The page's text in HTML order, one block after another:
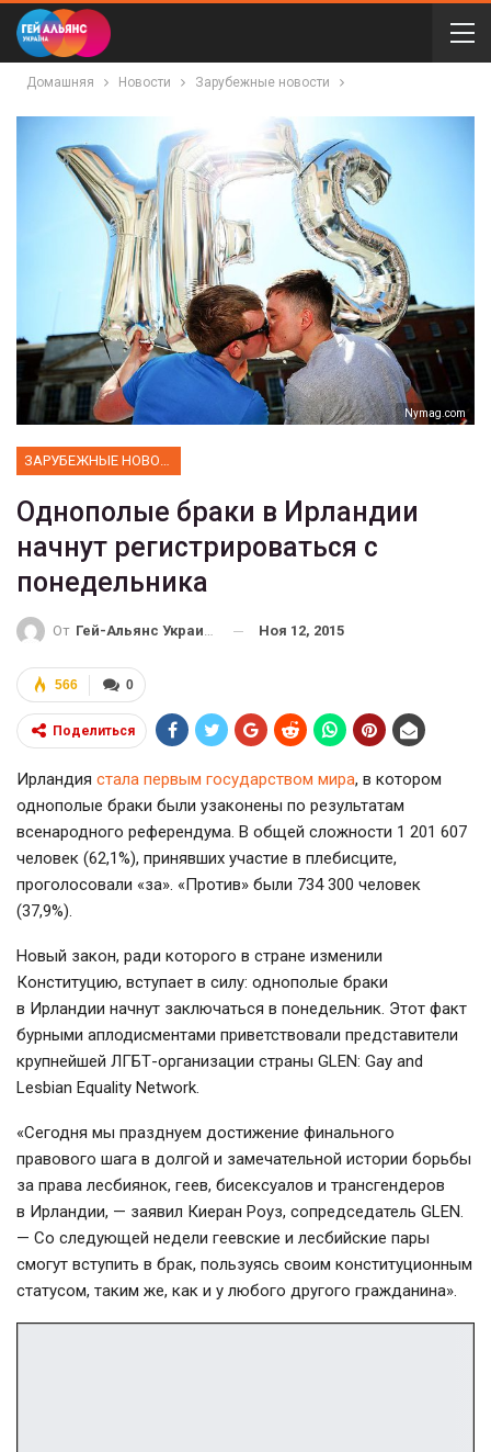
Домашняя Новости Зарубежные новости
Nymag.com
Однополые браки в Ирландии
начнут регистрироваться с
понедельника
От Гей-Альянс Украина Ноя 12, 2015
0
566
Поделиться
Ирландия стала первым государством мира, в котором
однополые браки были узаконены по результатам
всенародного референдума. В общей сложности 1 201 607
человек (62,1%), принявших участие в плебисците,
проголосовали «за». «Против» были 734 300 человек
(37,9%).
Новый закон, ради которого в стране изменили
Конституцию, вступает в силу: однополые браки
в Ирландии начнут заключаться в понедельник. Этот факт
бурными аплодисментами приветствовали представители
крупнейшей ЛГБТ-организации страны GLEN: Gay and
Lesbian Equality Network.
«Сегодня мы празднуем достижение финального
правового шага в долгой и замечательной истории борьбы
за права лесбиянок, геев, бисексуалов и трансгендеров
в Ирландии, — заявил Киеран Роуз, сопредседатель GLEN.
— Со следующей недели геевские и лесбийские пары
смогут вступить в брак, пользуясь своим конституционным
статусом, таким же, как и у любого другого гражданина».